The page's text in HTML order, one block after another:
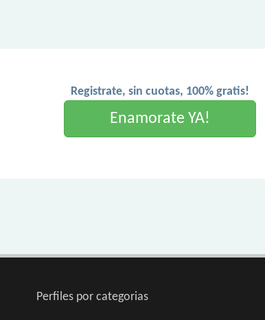
Registrate, sin cuotas, 100% gratis!
Enamorate YA!
Perfiles por categorias